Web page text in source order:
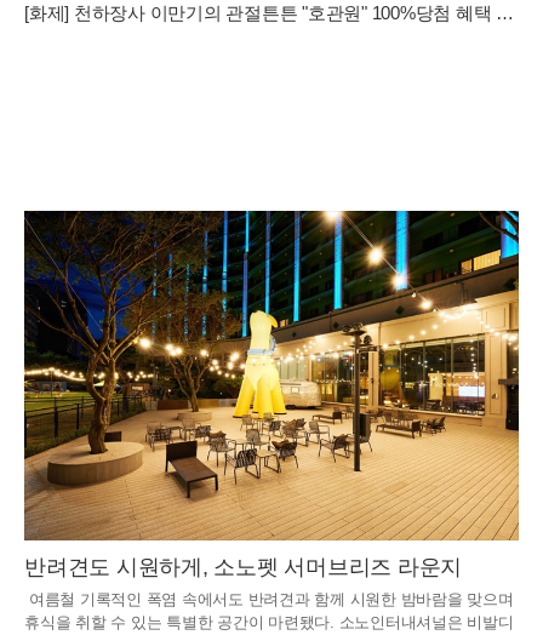
[화제] 천하장사 이만기의 관절튼튼 "호관원" 100%당첨 혜택 난리나!!
반려견도 시원하게, 소노펫 서머브리즈 라운지
여름철 기록적인 폭염 속에서도 반려견과 함께 시원한 밤바람을 맞으며
휴식을 취할 수 있는 특별한 공간이 마련됐다. 소노인터내셔널은 비발디